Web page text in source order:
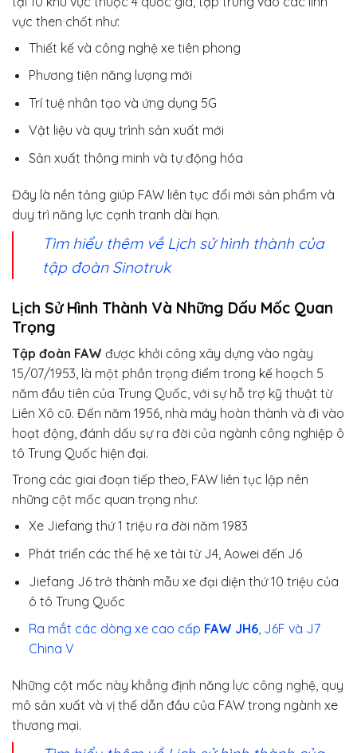
vực then chốt như:
Thiết kế và công nghệ xe tiên phong
Phương tiện năng lượng mới
Trí tuệ nhân tạo và ứng dụng 5G
Vật liệu và quy trình sản xuất mới
Sản xuất thông minh và tự động hóa
Đây là nền tảng giúp FAW liên tục đổi mới sản phẩm và
duy trì năng lực cạnh tranh dài hạn.
Tìm hiểu thêm về Lịch sử hình thành của
tập đoàn Sinotruk
Lịch Sử Hình Thành Và Những Dấu Mốc Quan
Trọng
Tập đoàn FAW được khởi công xây dựng vào ngày
15/07/1953, là một phần trọng điểm trong kế hoạch 5
năm đầu tiên của Trung Quốc, với sự hỗ trợ kỹ thuật từ
Liên Xô cũ. Đến năm 1956, nhà máy hoàn thành và đi vào
hoạt động, đánh dấu sự ra đời của ngành công nghiệp ô
tô Trung Quốc hiện đại.
Trong các giai đoạn tiếp theo, FAW liên tục lập nên
những cột mốc quan trọng như:
Xe Jiefang thứ 1 triệu ra đời năm 1983
Phát triển các thế hệ xe tải từ J4, Aowei đến J6
Jiefang J6 trở thành mẫu xe đại diện thứ 10 triệu của
ô tô Trung Quốc
Ra mắt các dòng xe cao cấp FAW JH6, J6F và J7
China V
Những cột mốc này khẳng định năng lực công nghệ, quy
mô sản xuất và vị thế dẫn đầu của FAW trong ngành xe
thương mại.